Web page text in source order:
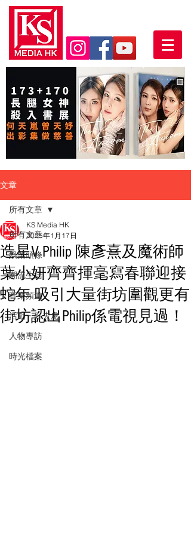
文章
所有文章
娛樂頭條
潮流生活
音樂頻道
活動・好去處
人物專訪
時光檔案
所有文章
造星V Philip 陳彥熹及魔術師
葉小妍齊齊揮毫寫春聯迎接
蛇年 吸引大量街坊圍觀更有
街坊認出Philip係電視見過！
KS Media HK
2025年1月17日